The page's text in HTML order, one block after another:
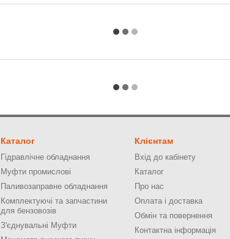
Каталог
Гідравлічне обладнання
Муфти промислові
Паливозаправне обладнання
Комплектуючі та запчастини
для бензовозів
З'єднувальні Муфти
Клієнтам
Вхід до кабінету
Каталог
Про нас
Оплата і доставка
Обмін та повернення
Контактна інформація